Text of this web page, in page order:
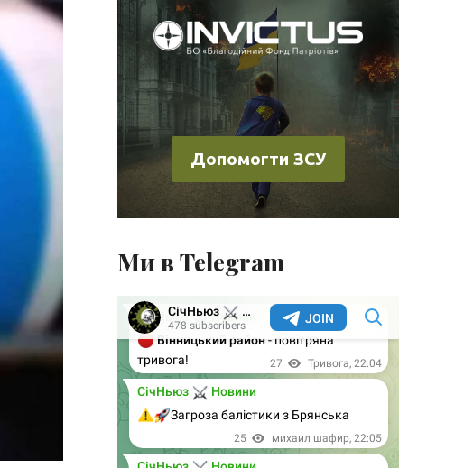
Допомогти ЗСУ
Ми в Telegram